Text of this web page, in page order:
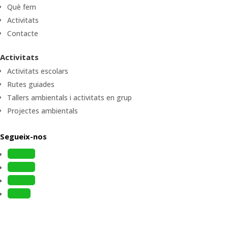
Què fem
Activitats
Contacte
Activitats
Activitats escolars
Rutes guiades
Tallers ambientals i activitats en grup
Projectes ambientals
Segueix-nos
Follow
Follow
Follow
Follow